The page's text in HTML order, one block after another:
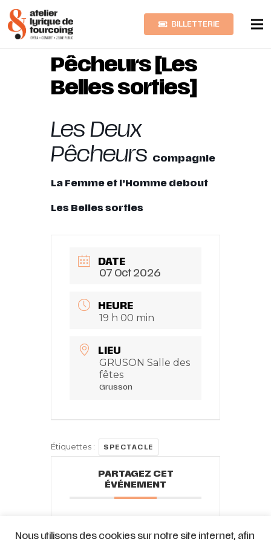
BILLETTERIE
Les Deux
Pêcheurs [Les
Belles sorties]
Les Deux
Pêcheurs Compagnie
La Femme et l’Homme debout
Les Belles sorties
DATE
07 Oct 2026
HEURE
19 h 00 min
LIEU
GRUSON Salle des
fêtes
Grusson
Étiquettes : SPECTACLE
PARTAGEZ CET
ÉVÉNEMENT
Nous utilisons des cookies sur notre site internet, afin